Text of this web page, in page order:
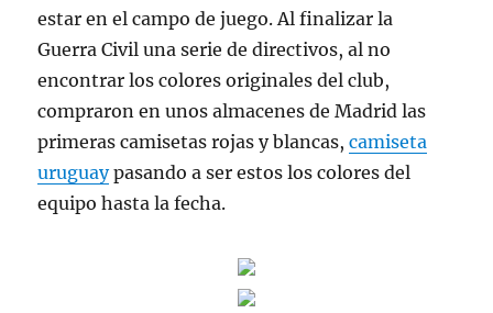
estar en el campo de juego. Al finalizar la
Guerra Civil una serie de directivos, al no
encontrar los colores originales del club,
compraron en unos almacenes de Madrid las
primeras camisetas rojas y blancas,camiseta
uruguaypasando a ser estos los colores del
equipo hasta la fecha.